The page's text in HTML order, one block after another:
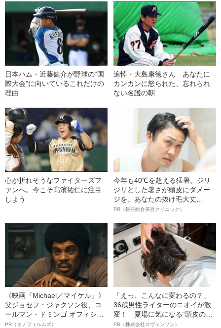
日本ハム・近藤健介が野球の“国
際大会”に向いているこれだけの
理由
追悼・大島康徳さん あなたに
カンカンに怒られた、忘れられ
ない名護の朝
心が折れそうなファイターズフ
ァンへ。今こそ髙濱祐仁に注目
しよう
今年も40℃を超える猛暑。ジリ
ジリとした暑さが頭皮にダメー
ジを。あなたの抜け毛大丈
夫！？
PR（銀座総合美容クリニック）
《映画『Michael／マイケル』》
父ジョセフ・ジャクソン役、コ
ールマン・ドミンゴ オフィシャ
ルインタビュー“観客を魅了した
PR（キノフィルムズ）
「えっ、こんなに変わるの？」
36歳男性ライターのニオイが激
変！ 夏場に気になる“頭皮のニ
オイ”や“ベタつき”を解消す
PR（株式会社スヴェンソン）